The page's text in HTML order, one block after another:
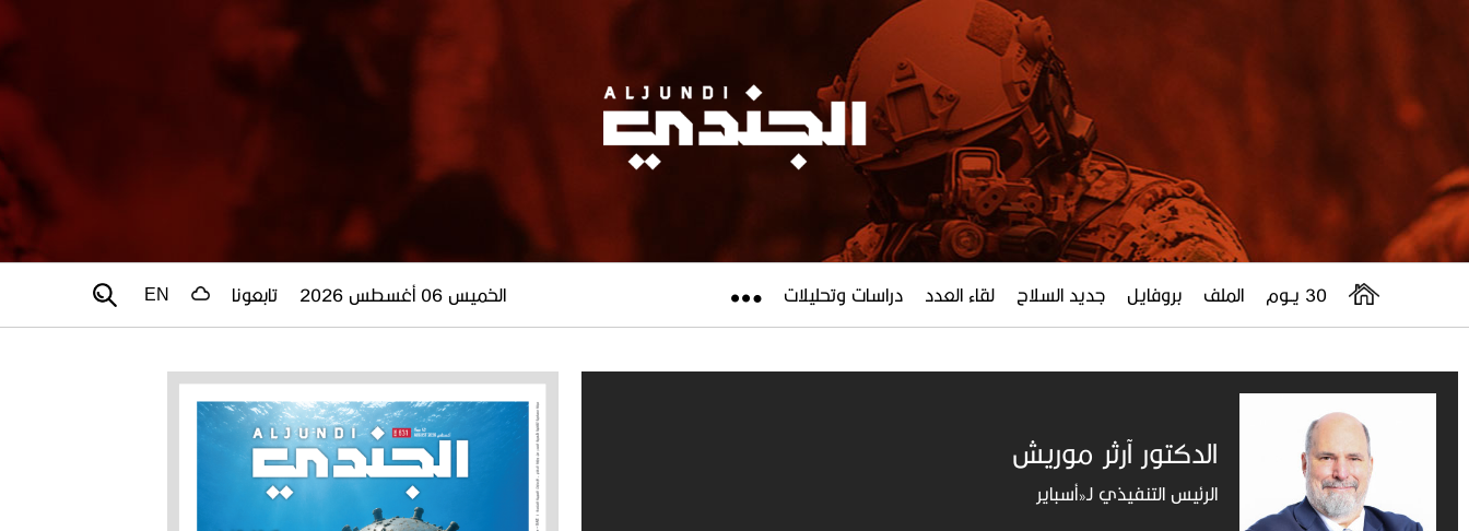
30 يــوم الملف بروفايل جديد السلاح لقاء العدد دراسات وتحليلات الخميس 06 أغسطس 2026 تابعونا EN
الدكتور آرثر موريش
الرئيس التنفيذي لـ«أسباير